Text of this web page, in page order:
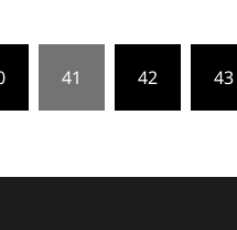
41 42 43